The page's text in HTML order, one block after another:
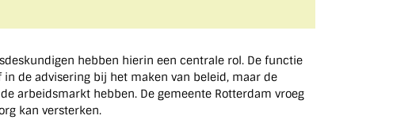
hebben hierin een centrale rol. De functie
de advisering bij het maken van beleid, maar de
arbeidsmarkt hebben. De gemeente Rotterdam vroeg
kan versterken.